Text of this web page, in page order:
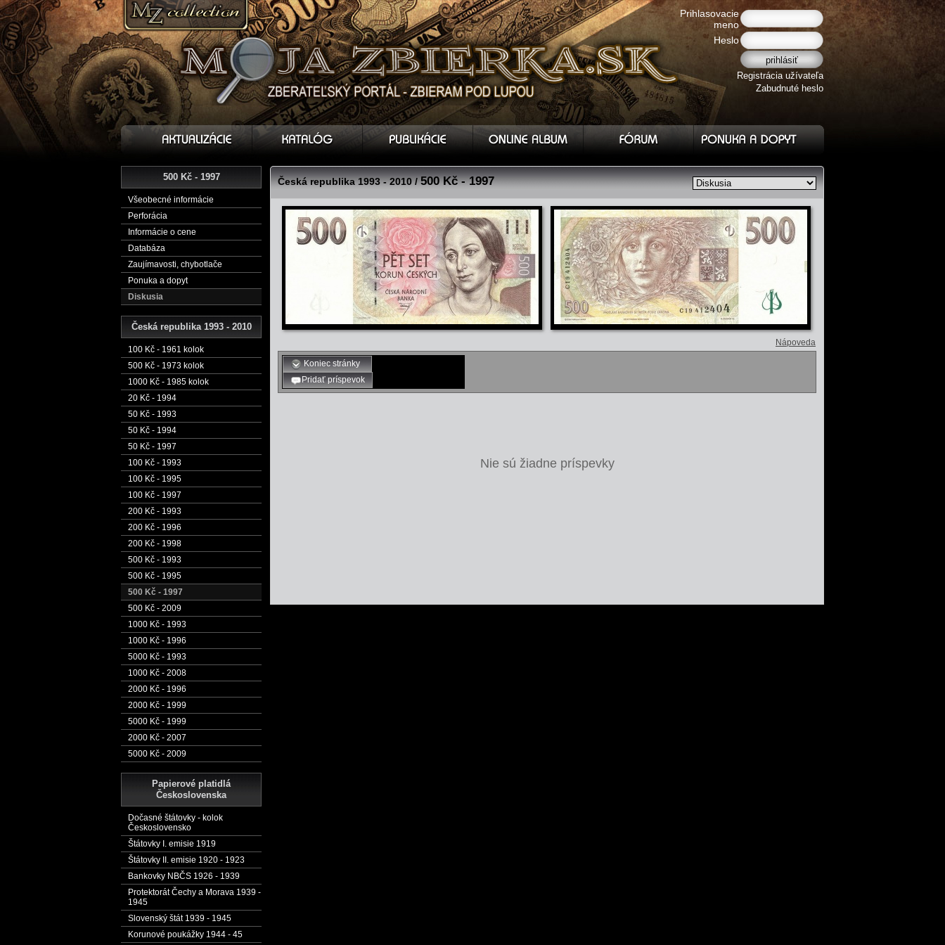
Prihlasovacie
meno
Heslo
Registrácia užívateľa
Zabudnuté heslo
500 Kč - 1997
Všeobecné informácie
Perforácia
Informácie o cene
Databáza
Zaujímavosti, chybotlače
Ponuka a dopyt
Diskusia
Česká republika 1993 - 2010
100 Kč - 1961 kolok
500 Kč - 1973 kolok
1000 Kč - 1985 kolok
20 Kč - 1994
50 Kč - 1993
50 Kč - 1994
50 Kč - 1997
100 Kč - 1993
100 Kč - 1995
100 Kč - 1997
200 Kč - 1993
200 Kč - 1996
200 Kč - 1998
500 Kč - 1993
500 Kč - 1995
500 Kč - 1997
500 Kč - 2009
1000 Kč - 1993
1000 Kč - 1996
5000 Kč - 1993
1000 Kč - 2008
2000 Kč - 1996
2000 Kč - 1999
5000 Kč - 1999
2000 Kč - 2007
5000 Kč - 2009
Papierové platidlá
Československa
Dočasné štátovky - kolok
Československo
Štátovky I. emisie 1919
Štátovky II. emisie 1920 - 1923
Bankovky NBČS 1926 - 1939
Protektorát Čechy a Morava 1939 -
1945
Slovenský štát 1939 - 1945
Korunové poukážky 1944 - 45
Česká republika 1993 - 2010 /500 Kč - 1997
Nápoveda
Koniec stránky
Pridať príspevok
Nie sú žiadne príspevky